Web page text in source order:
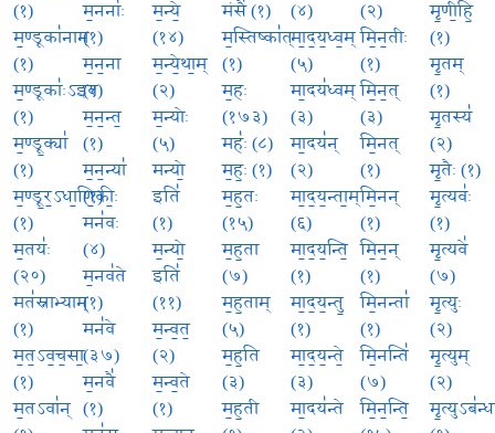
(१)
म॒ण्डूका॑नाम्
(१)
म॒ण्डूकाः॑ऽइव
(१)
म॒ण्डू॒क्या॑
(१)
म॒ण्डू॒र॒ऽधा॒णि॒कीः॒
(१)
म॒तयः॑
(२०)
मत॑स्नाभ्याम्
(१)
म॒त॒ऽव॒च॒सा॒
(१)
म॒तऽवा॑न्
म॒ननाः॑
(१)
म॒न॒ना
(१)
म॒न॒न्त॒
(१)
म॒न॒न्या॑
(१)
मन॑वः
(४)
म॒नव॑ते
(१)
मन॑वे
(३७)
म॒नवै॑
(१)
म॒न्ये॒
(१४)
म॒न्ये॒था॒म्
(२)
म॒न्योः
(५)
मन्यो॒
इति॑
(१)
म॒न्यो॒
इति॑
(११)
म॒न्व॒त॒
(२)
म॒न्व॒ते
(१)
मंसै॑ (१)
म॒स्तिष्का॑त्
(१)
म॒हः
(१७३)
महः॑ (८)
म॒हः॒ (१)
म॒ह॒तः
(१५)
म॒ह॒ता
(७)
म॒ह॒ताम्
(५)
म॒ह॒ति
(३)
म॒ह॒ती
(४)
मा॒द॒य॒ध्व॒म्
(५)
मा॒दय॑ध्वम्
(३)
मा॒दय॑न्
(२)
मा॒द॒य॒न्ता॒म्
(६)
मा॒द॒य॒न्ति॒
(१)
मा॒द॒य॒न्तु॒
(१)
मा॒द॒य॒न्ते॒
(३)
मा॒दय॑न्ते
(२)
मि॒न॒तीः
(१)
मि॒न॒त्
(३)
मि॒नत्
(१)
मि॒नन्
(१)
मि॒न॒न्
(१)
मि॒नन्ता॑
(१)
मि॒नन्ति॑
(७)
मि॒न॒न्ति॒
मृ॒णी॒हि॒
(१)
मृ॒तम्
(१)
मृ॒तस्य॑
(२)
मृ॒तैः (१)
मृ॒त्यवः॑
(१)
मृ॒त्यवे॑
(७)
मृ॒त्युः
(२)
मृ॒त्युम्
(२)